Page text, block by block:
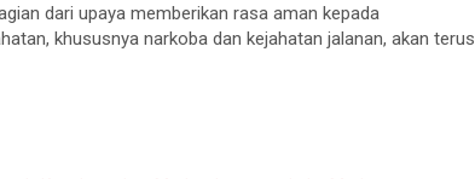
dari upaya memberikan rasa aman kepada
khususnya narkoba dan kejahatan jalanan, akan terus